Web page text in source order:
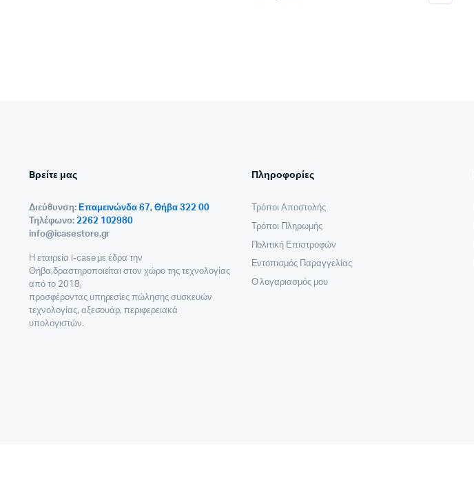
Bρείτε μας
Διεύθυνση: Επαμεινώνδα 67, Θήβα 322 00
Τηλέφωνο: 2262 102980
info@icasestore.gr
Η εταιρεία i-case με έδρα την
Θήβα,δραστηροποιείται στον χώρο της τεχνολογίας
από το 2018,
προσφέροντας υπηρεσίες πώλησης συσκευών
τεχνολογίας, αξεσουάρ, περιφερειακά
υπολογιστών.
Πληροφορίες
Τρόποι Αποστολής
Τρόποι Πληρωμής
Πολιτική Επιστροφών
Εντοπισμός Παραγγελίας
Ο λογαριασμός μου